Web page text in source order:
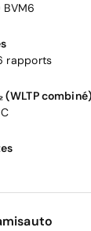
BVM6
rapports
(WLTP combiné)